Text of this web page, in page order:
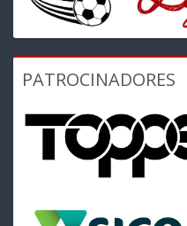
PATROCINADORES